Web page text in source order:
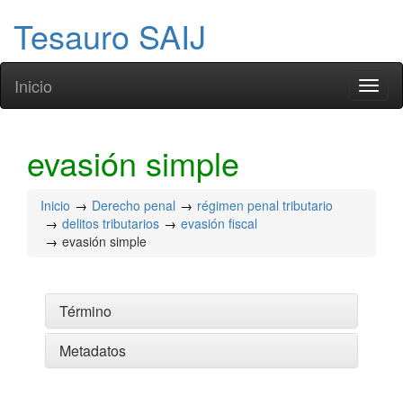
Tesauro SAIJ
Inicio
evasión simple
Inicio Derecho penal
régimen penal tributario
delitos tributarios
evasión fiscal
evasión simple
Término
Metadatos